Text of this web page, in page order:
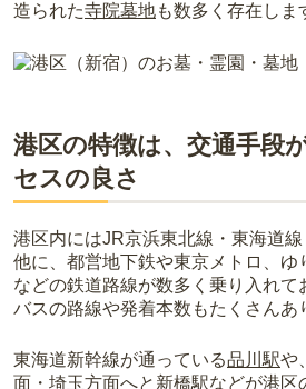
造られた寺院墓地も数多く存在しま
港区の特徴は、交通手段
セスの良さ
港区内にはJR京浜東北線・東海道
他に、都営地下鉄や東京メトロ、ゆ
などの鉄道路線が数多く乗り入れて
バスの路線や発着本数もたくさんあ
東海道新幹線が通っている品川駅や
面・埼玉方面へと 新橋駅などが港区